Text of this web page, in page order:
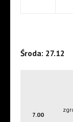
Środa: 27.12
7.00